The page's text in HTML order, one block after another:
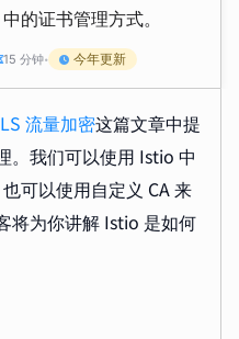
的证书管理方式。
15 分钟• 今年更新
流量加密这篇文章中提
。我们可以使用 Istio 中
可以使用自定义 CA 来
将为你讲解 Istio 是如何